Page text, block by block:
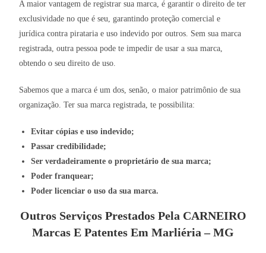
A maior vantagem de registrar sua marca, é garantir o direito de ter
exclusividade no que é seu, garantindo proteção comercial e
jurídica contra pirataria e uso indevido por outros. Sem sua marca
registrada, outra pessoa pode te impedir de usar a sua marca,
obtendo o seu direito de uso.
Sabemos que a marca é um dos, senão, o maior patrimônio de sua
organização. Ter sua marca registrada, te possibilita:
Evitar cópias e uso indevido;
Passar credibilidade;
Ser verdadeiramente o proprietário de sua marca;
Poder franquear;
Poder licenciar o uso da sua marca.
Outros Serviços Prestados Pela CARNEIRO
Marcas E Patentes Em Marliéria – MG